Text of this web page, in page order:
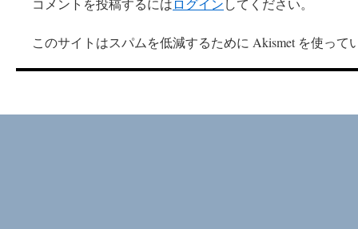
コメントを投稿するにはログインしてください。
このサイトはスパムを低減するために Akismet を使って